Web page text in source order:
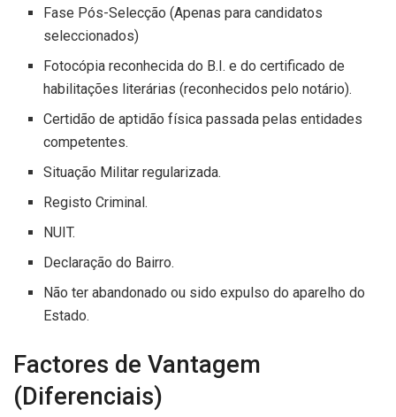
Fase Pós-Selecção (Apenas para candidatos
seleccionados)
Fotocópia reconhecida do B.I. e do certificado de
habilitações literárias (reconhecidos pelo notário).
Certidão de aptidão física passada pelas entidades
competentes.
Situação Militar regularizada.
Registo Criminal.
NUIT.
Declaração do Bairro.
Não ter abandonado ou sido expulso do aparelho do
Estado.
Factores de Vantagem
(Diferenciais)